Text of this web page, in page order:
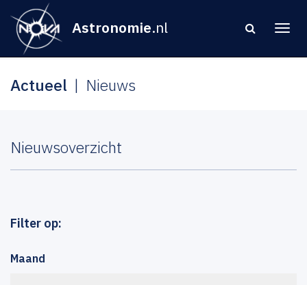
Astronomie.nl
Actueel Nieuws
Nieuwsoverzicht
Filter op:
Maand